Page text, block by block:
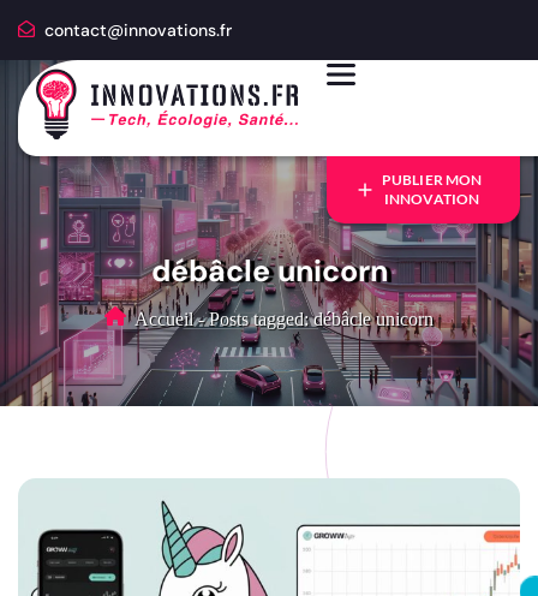
contact@innovations.fr
PUBLIER MON
INNOVATION
débâcle unicorn
Accueil - Posts tagged: débâcle unicorn